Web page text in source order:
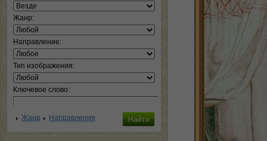
Жанр:
Направление:
Тип изображения:
Ключевое слово:
Жанр Направления